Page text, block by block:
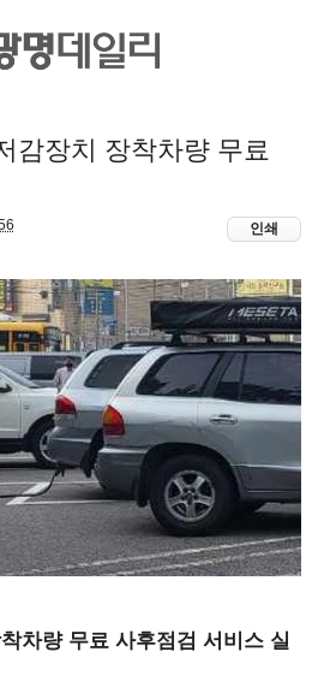
감장치 장착차량 무료
인쇄
차량 무료 사후점검 서비스 실